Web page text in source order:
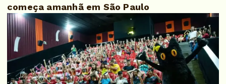
começa amanhã em São Paulo